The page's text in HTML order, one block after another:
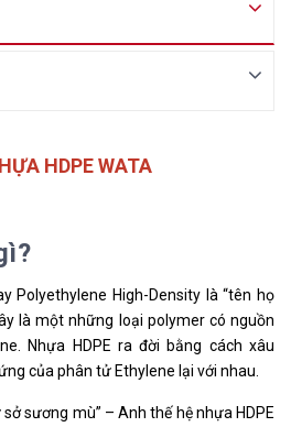
HDPE WATA
Polyethylene High-Density là “tên họ
là một những loại polymer có nguồn
Nhựa HDPE ra đời bằng cách xâu
của phân tử Ethylene lại với nhau.
sương mù” – Anh thế hệ nhựa HDPE